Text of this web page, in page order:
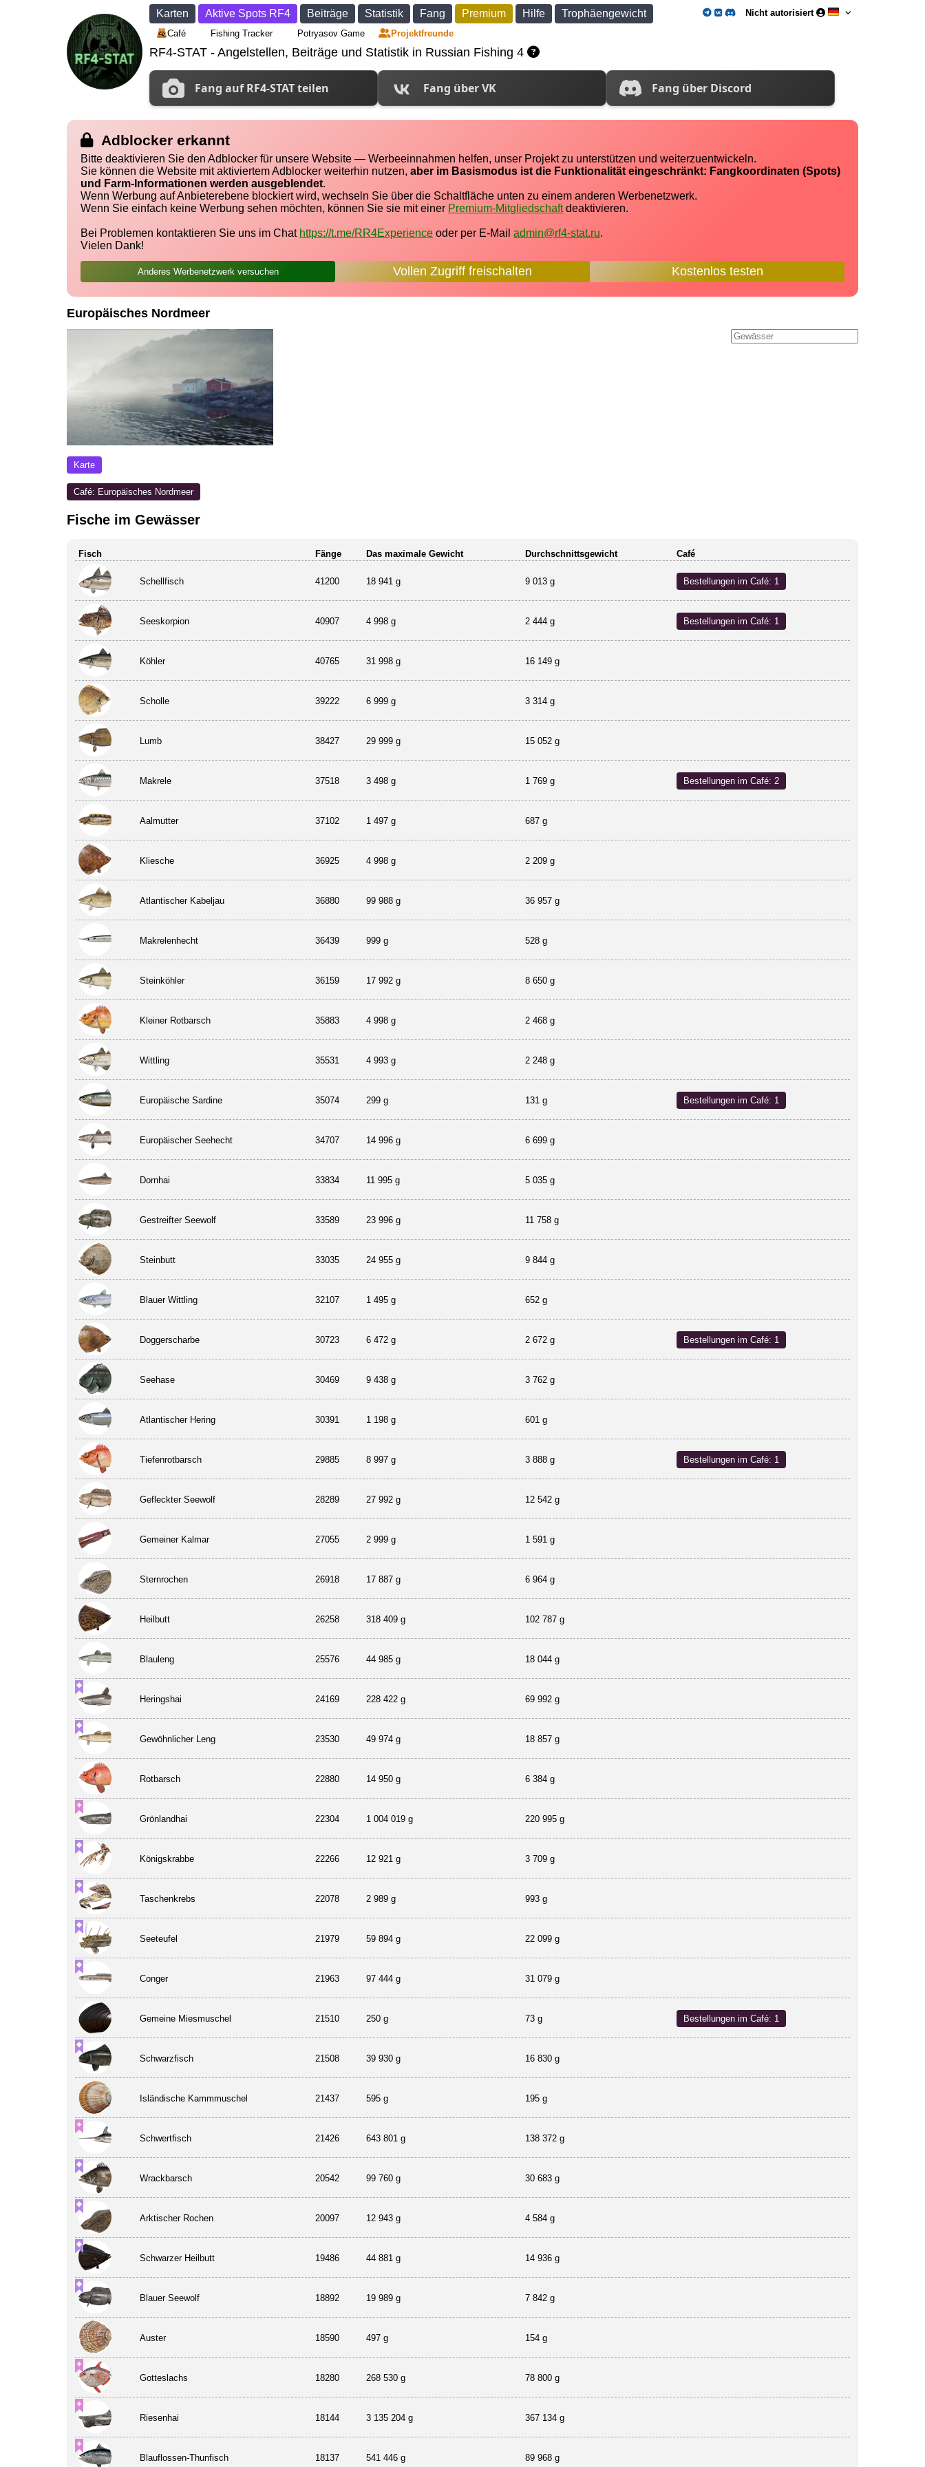
Karten Aktive Spots RF4 Beiträge Statistik Fang Premium Hilfe Trophäengewicht
Café Fishing Tracker Potryasov Game Projektfreunde
Nicht autorisiert
RF4-STAT - Angelstellen, Beiträge und Statistik in Russian Fishing 4
Fang auf RF4-STAT teilen Fang über VK Fang über Discord
Adblocker erkannt
Bitte deaktivieren Sie den Adblocker für unsere Website — Werbeeinnahmen helfen, unser Projekt zu unterstützen und weiterzuentwickeln.
Sie können die Website mit aktiviertem Adblocker weiterhin nutzen, aber im Basismodus ist die Funktionalität eingeschränkt: Fangkoordinaten (Spots)
und Farm-Informationen werden ausgeblendet.
Wenn Werbung auf Anbieterebene blockiert wird, wechseln Sie über die Schaltfläche unten zu einem anderen Werbenetzwerk.
Wenn Sie einfach keine Werbung sehen möchten, können Sie sie mit einer Premium-Mitgliedschaftdeaktivieren.
Bei Problemen kontaktieren Sie uns im Chat https://t.me/RR4Experience oder per E-Mail admin@rf4-stat.ru.
Vielen Dank!
Anderes Werbenetzwerk versuchen Vollen Zugriff freischalten Kostenlos testen
Europäisches Nordmeer
Karte
Café: Europäisches Nordmeer
Fische im Gewässer
Fisch Fänge Das maximale Gewicht Durchschnittsgewicht Café
Schellfisch 41200 18 941 g 9 013 g Bestellungen im Café: 1
Seeskorpion 40907 4 998 g 2 444 g Bestellungen im Café: 1
Köhler 40765 31 998 g 16 149 g
Scholle 39222 6 999 g 3 314 g
Lumb 38427 29 999 g 15 052 g
Makrele 37518 3 498 g 1 769 g Bestellungen im Café: 2
Aalmutter 37102 1 497 g 687 g
Kliesche 36925 4 998 g 2 209 g
Atlantischer Kabeljau 36880 99 988 g 36 957 g
Makrelenhecht 36439 999 g 528 g
Steinköhler 36159 17 992 g 8 650 g
Kleiner Rotbarsch 35883 4 998 g 2 468 g
Wittling 35531 4 993 g 2 248 g
Europäische Sardine 35074 299 g 131 g Bestellungen im Café: 1
Europäischer Seehecht 34707 14 996 g 6 699 g
Dornhai 33834 11 995 g 5 035 g
Gestreifter Seewolf 33589 23 996 g 11 758 g
Steinbutt 33035 24 955 g 9 844 g
Blauer Wittling 32107 1 495 g 652 g
Doggerscharbe 30723 6 472 g 2 672 g Bestellungen im Café: 1
Seehase 30469 9 438 g 3 762 g
Atlantischer Hering 30391 1 198 g 601 g
Tiefenrotbarsch 29885 8 997 g 3 888 g Bestellungen im Café: 1
Gefleckter Seewolf 28289 27 992 g 12 542 g
Gemeiner Kalmar 27055 2 999 g 1 591 g
Sternrochen 26918 17 887 g 6 964 g
Heilbutt 26258 318 409 g 102 787 g
Blauleng 25576 44 985 g 18 044 g
Heringshai 24169 228 422 g 69 992 g
Gewöhnlicher Leng 23530 49 974 g 18 857 g
Rotbarsch 22880 14 950 g 6 384 g
Grönlandhai 22304 1 004 019 g 220 995 g
Königskrabbe 22266 12 921 g 3 709 g
Taschenkrebs 22078 2 989 g 993 g
Seeteufel 21979 59 894 g 22 099 g
Conger 21963 97 444 g 31 079 g
Gemeine Miesmuschel 21510 250 g 73 g Bestellungen im Café: 1
Schwarzfisch 21508 39 930 g 16 830 g
Isländische Kammmuschel 21437 595 g 195 g
Schwertfisch 21426 643 801 g 138 372 g
Wrackbarsch 20542 99 760 g 30 683 g
Arktischer Rochen 20097 12 943 g 4 584 g
Schwarzer Heilbutt 19486 44 881 g 14 936 g
Blauer Seewolf 18892 19 989 g 7 842 g
Auster 18590 497 g 154 g
Gotteslachs 18280 268 530 g 78 800 g
Riesenhai 18144 3 135 204 g 367 134 g
Blauflossen-Thunfisch 18137 541 446 g 89 968 g